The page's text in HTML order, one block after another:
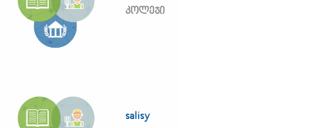
კოლეჯი
salisy